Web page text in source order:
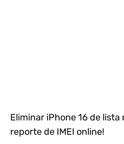
Eliminar iPhone 16 de lista
reporte de IMEI online!